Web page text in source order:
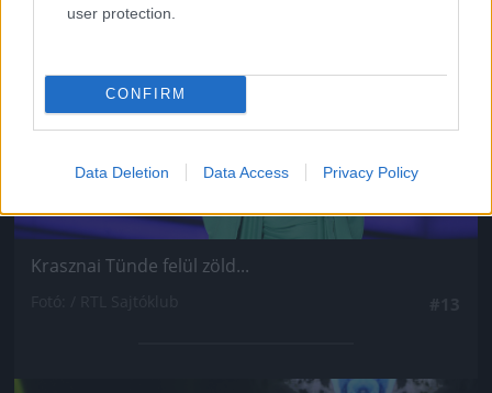
user protection.
CONFIRM
Data Deletion Data Access Privacy Policy
Krasznai Tünde felül zöld...